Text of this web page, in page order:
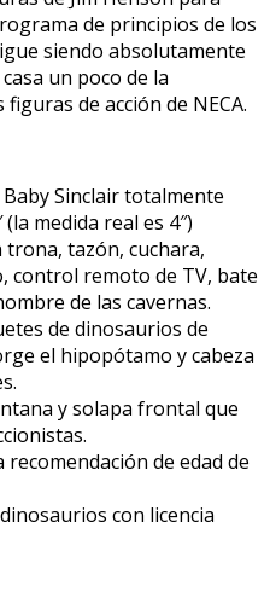
de principios de los
siendo absolutamente
un poco de la
de acción de NECA.
Sinclair totalmente
medida real es 4″)
trona, tazón, cuchara,
control remoto de TV, bate
de las cavernas.
de dinosaurios de
el hipopótamo y cabeza
y solapa frontal que
de edad de
con licencia